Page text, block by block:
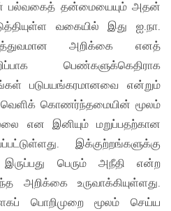
பல்வகைத் தன்மையையும் அதன்
வகையில் இது ஐ.நா.
அறிக்கை எனத்
பெண்களுக்கெதிராக
படுபயங்கரமானவை என்றும்
வெளிக் கொணர்ந்தமையின் மூலம்
என இனியும் மறுப்பதற்கான
இக்குற்றங்களுக்கு
பெரும் அநீதி என்ற
அறிக்கை உருவாக்கியுள்ளது.
பொறிமுறை மூலம் செய்ய